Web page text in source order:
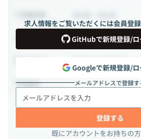
求人情報をご覧いただくには会員登
GitHubで新規登録/ロ
Googleで新規登録/ロ
メールアドレスで登録す
登録する
既にアカウントをお持ちの
正社員
勤務地 -